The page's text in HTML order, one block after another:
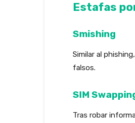
Estafas
Smishing
Similar al
falsos.
SIM
Tras robar